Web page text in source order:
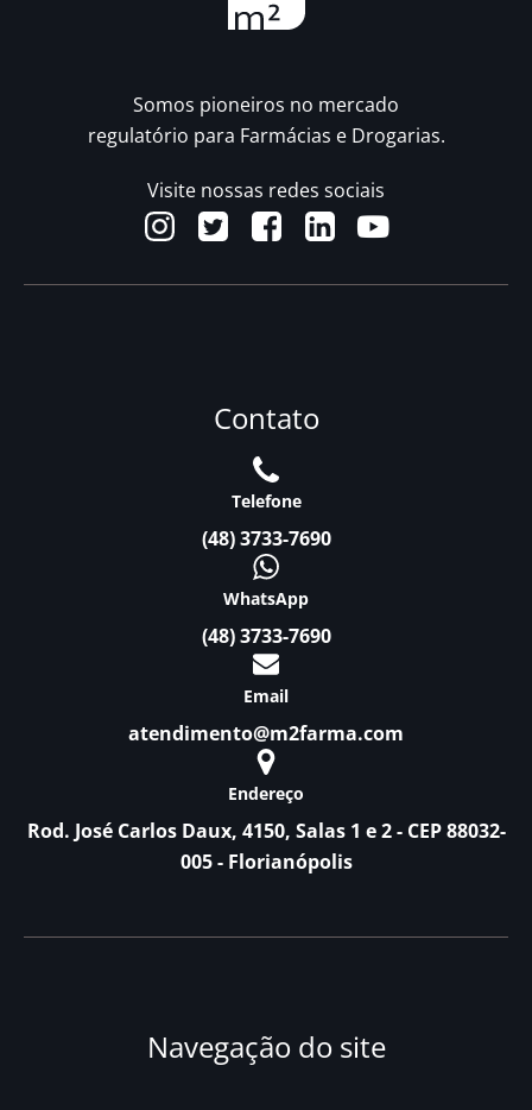
Somos pioneiros no mercado
regulatório para Farmácias e Drogarias.
Visite nossas redes sociais
Contato
Telefone
(48) 3733-7690
WhatsApp
(48) 3733-7690
Email
atendimento@m2farma.com
Endereço
Rod. José Carlos Daux, 4150, Salas 1 e 2 - CEP 88032-
005 - Florianópolis
Navegação do site